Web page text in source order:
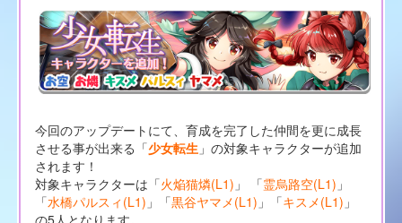
今回のアップデートにて、育成を完了した仲間を更に成長
させる事が出来る「少女転生」の対象キャラクターが追加
されます！
対象キャラクターは「火焔猫燐(L1) 」 「霊烏路空(L1) 」
「水橋パルスィ(L1) 」「黒谷ヤマメ(L1) 」「キスメ(L1) 」